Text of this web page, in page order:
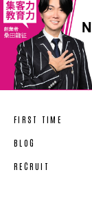
FIRST TIME
BLOG
RECRUIT